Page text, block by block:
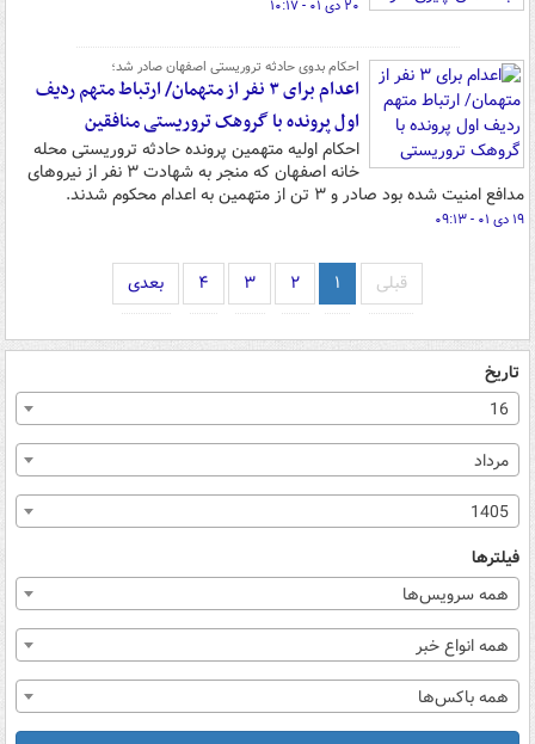
۲۰ دی ۰۱ - ۱۰:۱۷
احکام بدوی حادثه تروریستی اصفهان صادر شد؛
اعدام برای ۳ نفر از متهمان/ ارتباط متهم ردیف
اول پرونده با گروهک تروریستی منافقین
احکام اولیه متهمین پرونده حادثه تروریستی محله
خانه اصفهان که منجر به شهادت ۳ نفر از نیروهای
مدافع امنیت شده بود صادر و ۳ تن از متهمین به اعدام محکوم شدند.
۱۹ دی ۰۱ - ۰۹:۱۳
قبلی ۱ ۲ ۳ ۴ بعدی
تاریخ
16
مرداد
1405
فیلترها
همه سرویس‌ها
همه انواع خبر
همه باکس‌ها